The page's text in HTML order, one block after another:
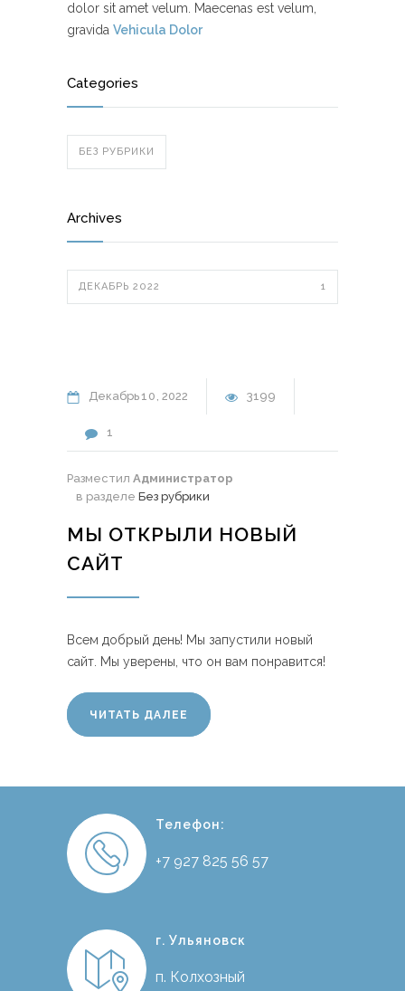
dolor sit amet velum. Maecenas est velum,
gravida Vehicula Dolor
Categories
БЕЗ РУБРИКИ
Archives
ДЕКАБРЬ 2022 1
Декабрь10 2022 3199
1
Разместил Администратор
в разделе Без рубрики
МЫ ОТКРЫЛИ НОВЫЙ
САЙТ
Всем добрый день! Мы запустили новый
сайт. Мы уверены, что он вам понравится!
ЧИТАТЬ ДАЛЕЕ
Телефон:
+7 927 825 56 57
г. Ульяновск
п. Колхозный